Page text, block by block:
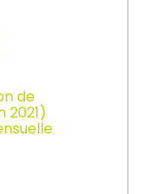
de
2021)